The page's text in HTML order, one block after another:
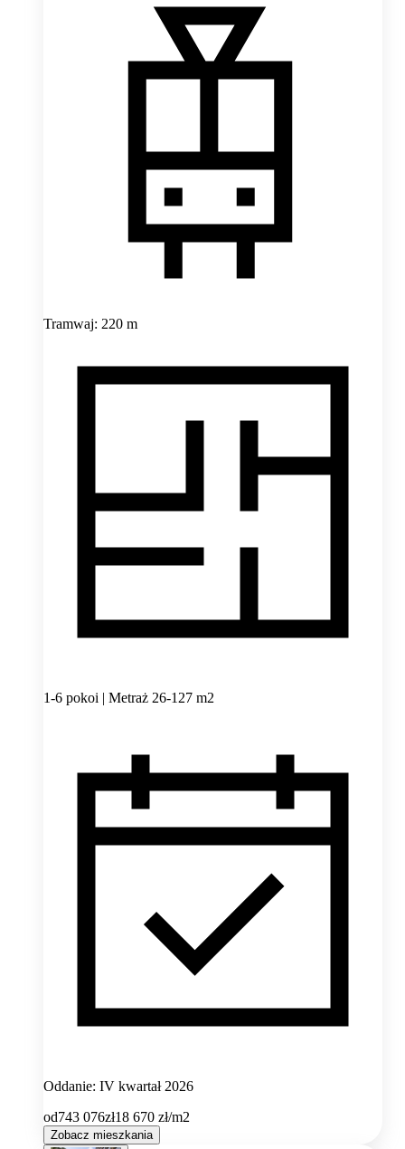
Tramwaj: 220 m
1-6 pokoi | Metraż 26-127 m2
Oddanie: IV kwartał 2026
od743 076zł18 670 zł/m2
Zobacz mieszkania